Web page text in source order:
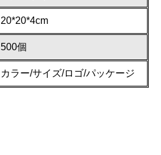
20*20*4cm
500個
カラー/サイズ/ロゴ/パッケージ